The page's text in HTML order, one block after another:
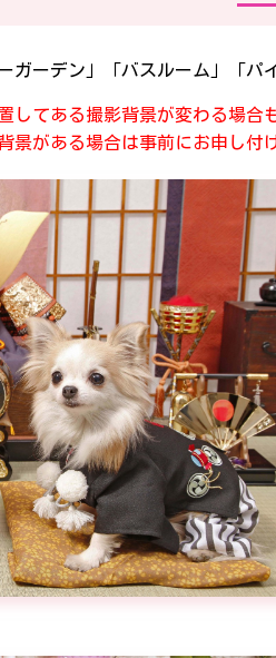
ガーデン」「バスルーム」「
てある撮影背景が変わる場合
がある場合は事前にお申し付